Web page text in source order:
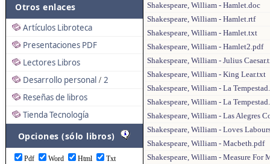
Otros enlaces
Artículos Libroteca
Presentaciones PDF
Lectores Libros
Desarrollo personal / 2
Reseñas de libros
Tienda Tecnología
Opciones (sólo libros)
Pdf Word Html Txt
Shakespeare, William - Hamlet.doc
Shakespeare, William - Hamlet.rtf
Shakespeare, William - Hamlet.txt
Shakespeare, William - Hamlet2.pdf
Shakespeare, William - Julius
Shakespeare, William - King Lear.txt
Shakespeare, William - La
Shakespeare, William - La
Shakespeare, William - Las Alegres
Shakespeare, William - Loves
Shakespeare, William - Macbeth.pdf
Shakespeare, William - Measure For